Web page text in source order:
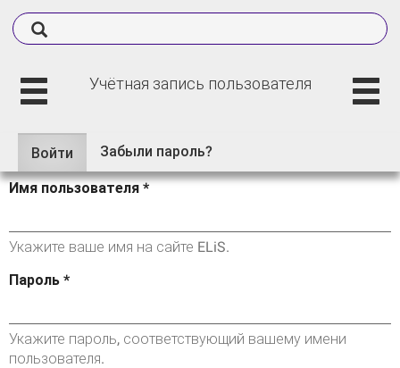
Учётная запись пользователя
Главные вкладки
Войти (активная
вкладка)
Забыли пароль?
Имя пользователя *
Укажите ваше имя на сайте ELiS.
Пароль *
Укажите пароль, соответствующий вашему имени
пользователя.